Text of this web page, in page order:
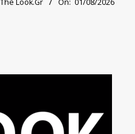
Look.Gr On: 01/08/2026